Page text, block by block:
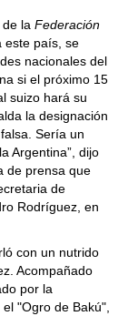
la Federación
este país, se
nacionales del
si el próximo 15
suizo hará su
la designación
Sería un
Argentina”, dijo
de prensa que
de
Rodríguez, en
con un nutrido
Acompañado
por la
"Ogro de Bakú",